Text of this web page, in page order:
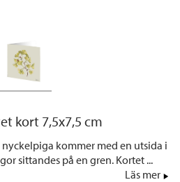
kort 7,5x7,5 cm
kommer med en utsida i
sittandes på en gren. Kortet ...
Läs mer